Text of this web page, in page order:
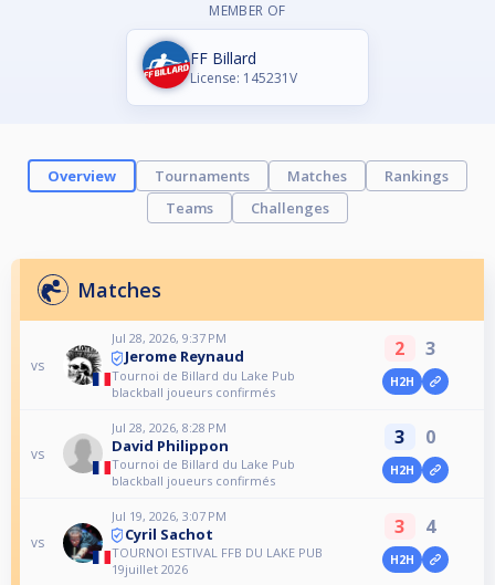
MEMBER OF
FF Billard
License: 145231V
Overview Tournaments Matches
Rankings
Teams
Challenges
Matches
vs
Jul 28, 2026, 9:37 PM
Jerome Reynaud
Tournoi de Billard du Lake Pub
blackball joueurs confirmés
2 3
H2H
vs
Jul 28, 2026, 8:28 PM
David Philippon
Tournoi de Billard du Lake Pub
blackball joueurs confirmés
3 0
H2H
vs
Jul 19, 2026, 3:07 PM
Cyril Sachot
TOURNOI ESTIVAL FFB DU LAKE PUB
19juillet 2026
3 4
H2H